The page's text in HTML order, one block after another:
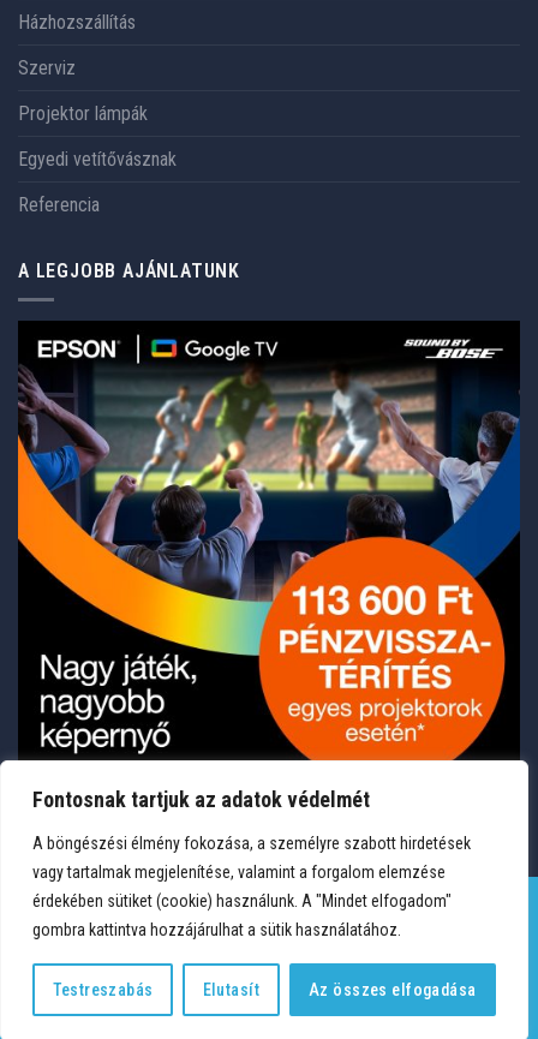
Fontosnak tartjuk az adatok védelmét
A böngészési élmény fokozása, a személyre szabott hirdetések
vagy tartalmak megjelenítése, valamint a forgalom elemzése
érdekében sütiket (cookie) használunk. A "Mindet elfogadom"
gombra kattintva hozzájárulhat a sütik használatához.
Testreszabás Elutasít Az összes elfogadása
Házhozszállítás
Szerviz
Projektor lámpák
Egyedi vetítővásznak
Referencia
A LEGJOBB AJÁNLATUNK
Copyright 2026 © Medium Hungary Kft. Minden jog fenntartva.